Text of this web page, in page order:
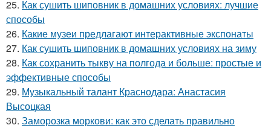
25. Как сушить шиповник в домашних условиях: лучшие
способы
26. Какие музеи предлагают интерактивные экспонаты
27. Как сушить шиповник в домашних условиях на зиму
28. Как сохранить тыкву на полгода и больше: простые и
эффективные способы
29. Музыкальный талант Краснодара: Анастасия
Высоцкая
30. Заморозка моркови: как это сделать правильно